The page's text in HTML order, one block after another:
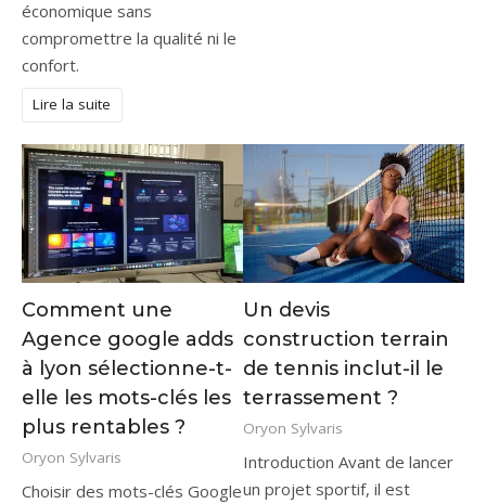
économique sans
compromettre la qualité ni le
confort.
Lire la suite
Comment une
Agence google adds
à lyon sélectionne-t-
elle les mots-clés les
plus rentables ?
Oryon Sylvaris
Choisir des mots-clés Google
Un devis
construction terrain
de tennis inclut-il le
terrassement ?
Oryon Sylvaris
Introduction Avant de lancer
un projet sportif, il est